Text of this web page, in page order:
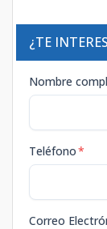
¿TE
Nombre
Teléfono*
Correo